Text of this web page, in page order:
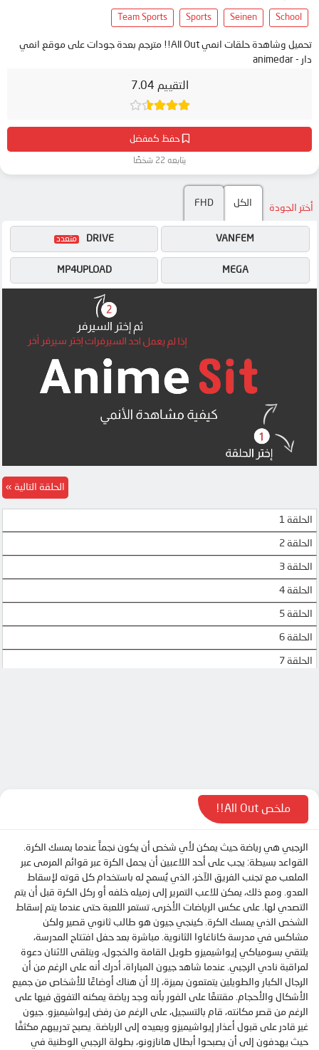
التقييم 7.04
حفظ كمفضل
يتابعه 22 شخصًا
School
Seinen
Sports
Team Sports
تحميل وشاهدة حلقات انمي All Out!! مترجم بعدة جودات على موقع انمي
دار - animedar
أختر الجودة الكل FHD
MEGA
DRIVE VANFEM
MP4UPLOAD
الحلقة 1
الحلقة 2
الحلقة 3
الحلقة 4
الحلقة 5
الحلقة 6
الحلقة 7
الحلقة 13
الحلقة 14
الحلقة 15
الحلقة 16
الحلقة 17
الحلقة 18
الحلقة 19
الحلقة 20
الحلقة 21
الحلقة 22
الحلقة 23
الحلقة التالية
ملخص All Out!!
الرجبي هي رياضة حيث يمكن لأي شخص أن يكون نجماً عندما يمسك الكرة.
القواعد بسيطة: يجب على أحد اللاعبين أن يحمل الكرة عبر قوائم المرمى عبر
الملعب مع تجنب الفريق الآخر، الذي يُسمح له باستخدام كل قوته لإسقاط
العدو. ومع ذلك، يمكن للاعب التمرير إلى زميله خلفه أو ركل الكرة قبل أن يتم
التصدي لها. على عكس الرياضات الأخرى، تستمر اللعبة حتى عندما يتم إسقاط
الشخص الذي يمسك الكرة. كينجي جيون هو طالب ثانوي قصير ولكن
مشاكس في مدرسة كاناغاوا الثانوية. مباشرة بعد حفل افتتاح المدرسة،
يلتقي بسومياكي إيواشيميزو طويل القامة والخجول، ويتلقى الاثنان دعوة
لمراقبة نادي الرجبي. عندما شاهد جيون المباراة، أدرك أنه على الرغم من أن
الرجال الكبار والطويلين يتمتعون بميزة، إلا أن هناك أوضاعًا للأشخاص من جميع
الأشكال والأحجام. مقتنعًا على الفور بأنه وجد رياضة يمكنه التفوق فيها على
الرغم من قصر مكانته، قام بالتسجيل، على الرغم من رفض إيواشيميزو. جيون
غير قادر على قبول أعذار إيواشيميزو ويعيده إلى الرياضة. يصبح تدريبهم مكثفًا
حيث يهدفون إلى أن يصبحوا أبطال هانازونو، بطولة الرجبي الوطنية في